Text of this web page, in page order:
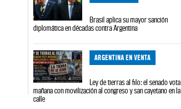
Brasil aplica su mayor sanción
diplomática en décadas contra Argentina
ARGENTINA EN VENTA
Ley de tierras al filo: el senado vota
mañana con movilización al congreso y san cayetano en la
calle